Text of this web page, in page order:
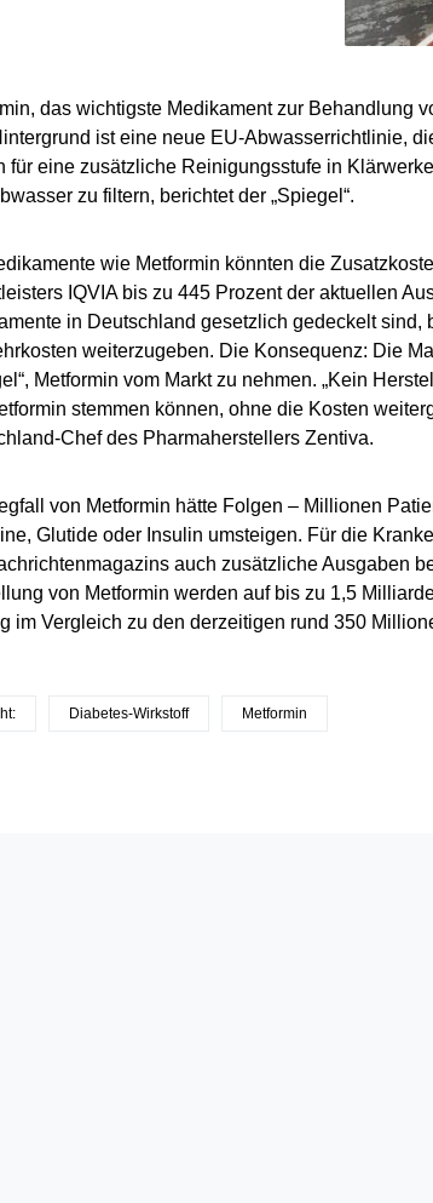
das wichtigste Medikament zur Behandlung
ist eine neue EU-Abwasserrichtlinie,
für eine zusätzliche Reinigungsstufe in
zu filtern, berichtet der „Spiegel“.
wie Metformin könnten die
IQVIA bis zu 445 Prozent der aktuellen
in Deutschland gesetzlich gedeckelt
weiterzugeben. Die Konsequenz: Die
Metformin vom Markt zu nehmen. „Kein
stemmen können, ohne die Kosten
Chef des Pharmaherstellers Zentiva.
von Metformin hätte Folgen – Millionen
Glutide oder Insulin umsteigen. Für die
auch zusätzliche Ausgaben
von Metformin werden auf bis zu 1,5
im Vergleich zu den derzeitigen rund 350
Diabetes-Wirkstoff Metformin